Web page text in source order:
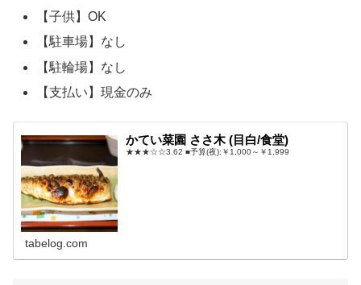
【子供】OK
【駐車場】なし
【駐輪場】なし
【支払い】現金のみ
かてい菜園 ささ木 (目白/食堂)
★★★☆☆3.62 ■予算(夜):￥1,000～￥1,999
tabelog.com